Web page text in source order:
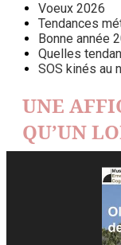
Voeux 2026
Tendances
Bonne année
Quelles
SOS kinés au
UNE
QU’UN